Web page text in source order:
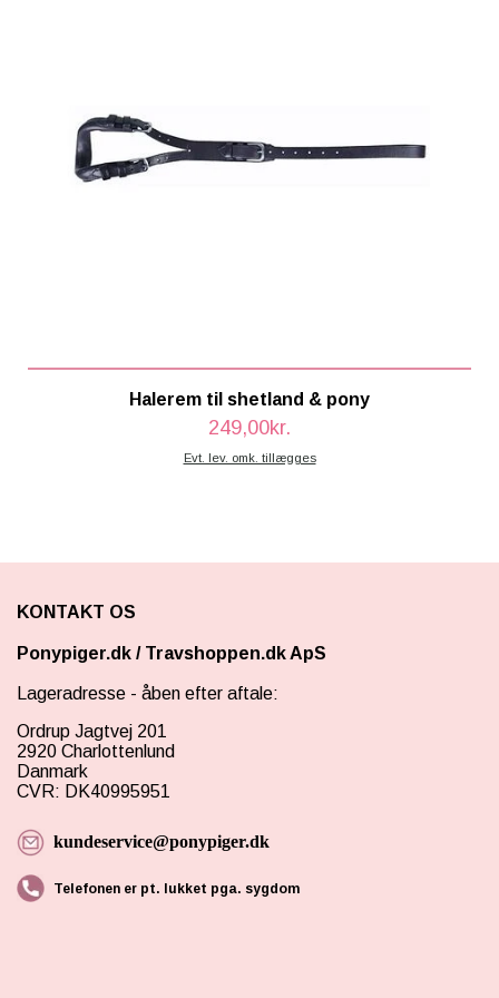
Halerem til shetland & pony
249,00kr.
Evt. lev. omk. tillægges
KONTAKT OS
Ponypiger.dk / Travshoppen.dk ApS
Lageradresse - åben efter aftale:
Ordrup Jagtvej 201
2920 Charlottenlund
Danmark
CVR: DK40995951
kundeservice@ponypiger.dk
Telefonen er pt. lukket pga. sygdom